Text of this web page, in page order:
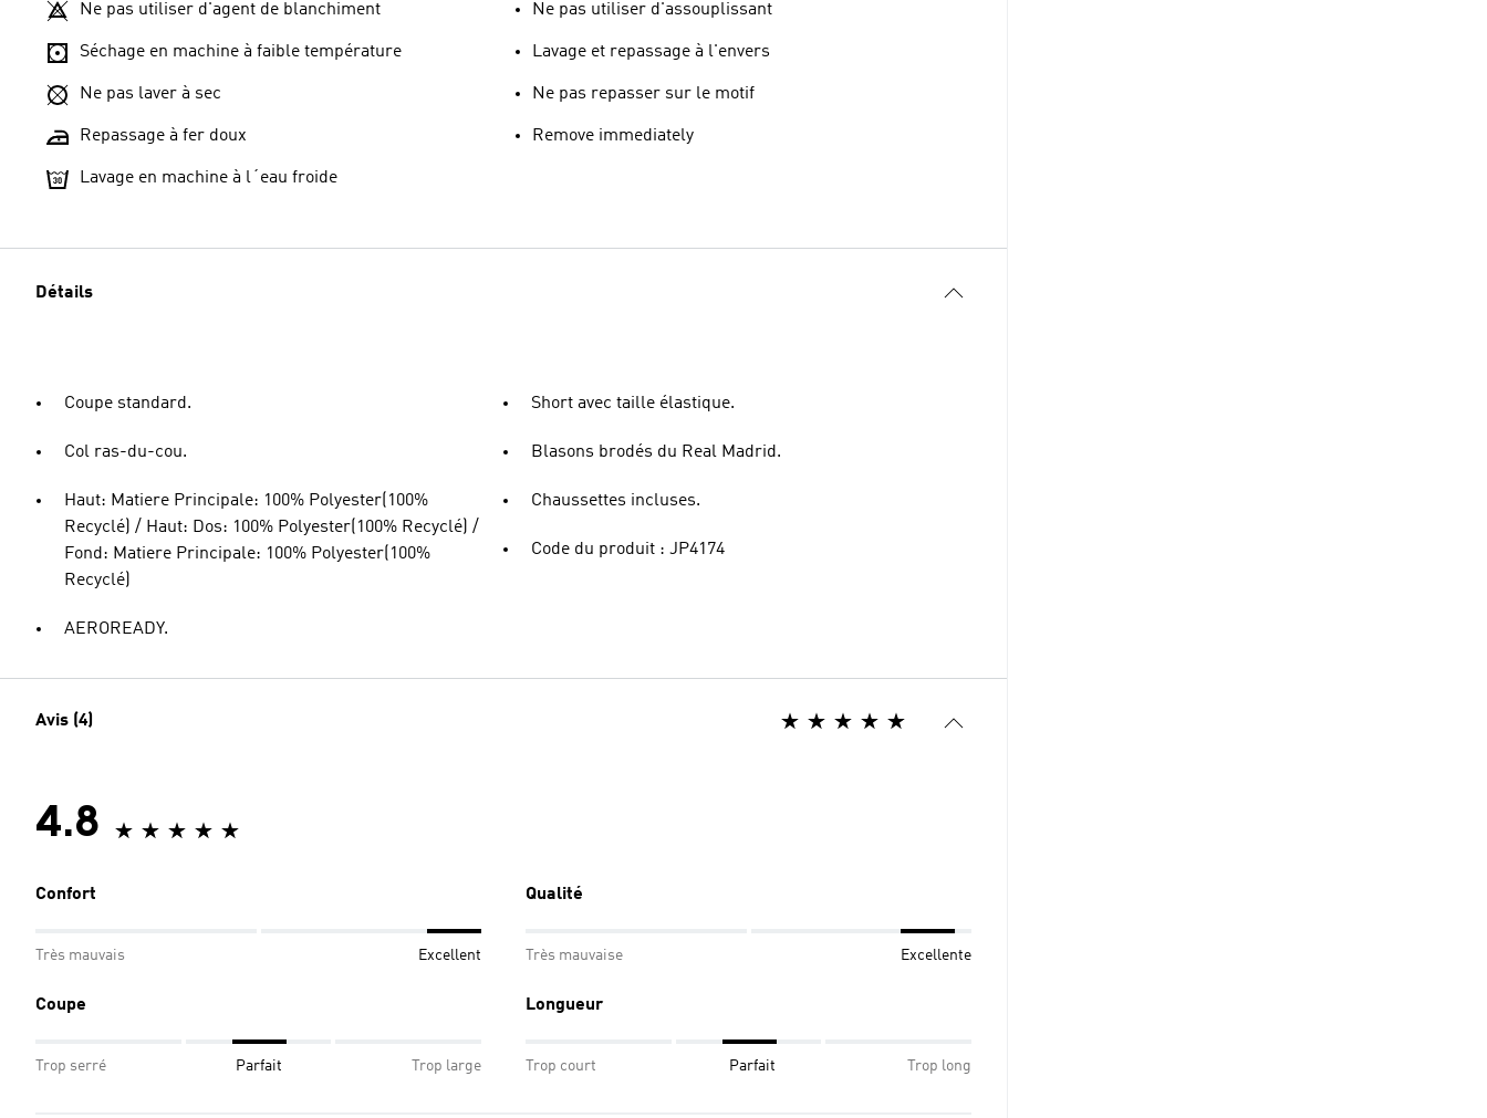
Ne pas utiliser d'agent de blanchiment
Séchage en machine à faible température
Ne pas laver à sec
Repassage à fer doux
Lavage en machine à l´eau froide
Ne pas utiliser d'assouplissant
Lavage et repassage à l'envers
Ne pas repasser sur le motif
Remove immediately
Détails
Coupe standard.
Col ras-du-cou.
Haut: Matiere Principale: 100% Polyester(100%
Recyclé) / Haut: Dos: 100% Polyester(100% Recyclé) /
Fond: Matiere Principale: 100% Polyester(100%
Recyclé)
AEROREADY.
Short avec taille élastique.
Blasons brodés du Real Madrid.
Chaussettes incluses.
Code du produit : JP4174
Avis (4)
4.8
Confort
Très mauvais Excellent
Qualité
Très mauvaise Excellente
Coupe
Trop serré Parfait Trop large
Longueur
Trop court Parfait Trop long